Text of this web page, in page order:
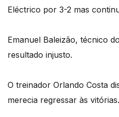
Eléctrico por 3-2 mas
Emanuel Baleizão, técnico
resultado injusto.
O treinador Orlando Costa
merecia regressar às vitórias.